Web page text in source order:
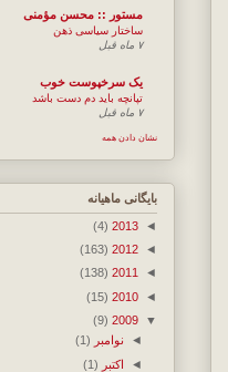
مستور :: محسن مؤمنی
ساختار سیاسی ذهن
۷ ماه قبل
یک سرخپوست خوب
تپانچه باید دم دست باشد
۷ ماه قبل
نشان دادن همه
بایگانی ماهیانه
◄
2013
(4)
◄
2012
(163)
◄
2011
(138)
◄
2010
(15)
▼
2009
(9)
◄ نوامبر (1)
◄ اکتبر (1)